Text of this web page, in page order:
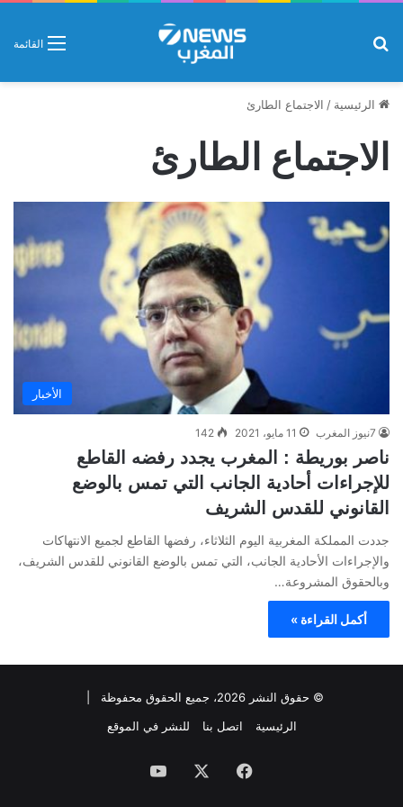
القائمة
الرئيسية / الاجتماع الطارئ
الاجتماع الطارئ
الأخبار
7نيوز المغرب 11 مايو، 2021 142
ناصر بوريطة : المغرب يجدد رفضه القاطع
للإجراءات أحادية الجانب التي تمس بالوضع
القانوني للقدس الشريف
جددت المملكة المغربية اليوم الثلاثاء، رفضها القاطع لجميع الانتهاكات
والإجراءات الأحادية الجانب، التي تمس بالوضع القانوني للقدس الشريف،
وبالحقوق المشروعة…
أكمل القراءة »
© حقوق النشر 2026، جميع الحقوق محفوظة |
الرئيسية
اتصل بنا للنشر في الموقع
فيسبوك